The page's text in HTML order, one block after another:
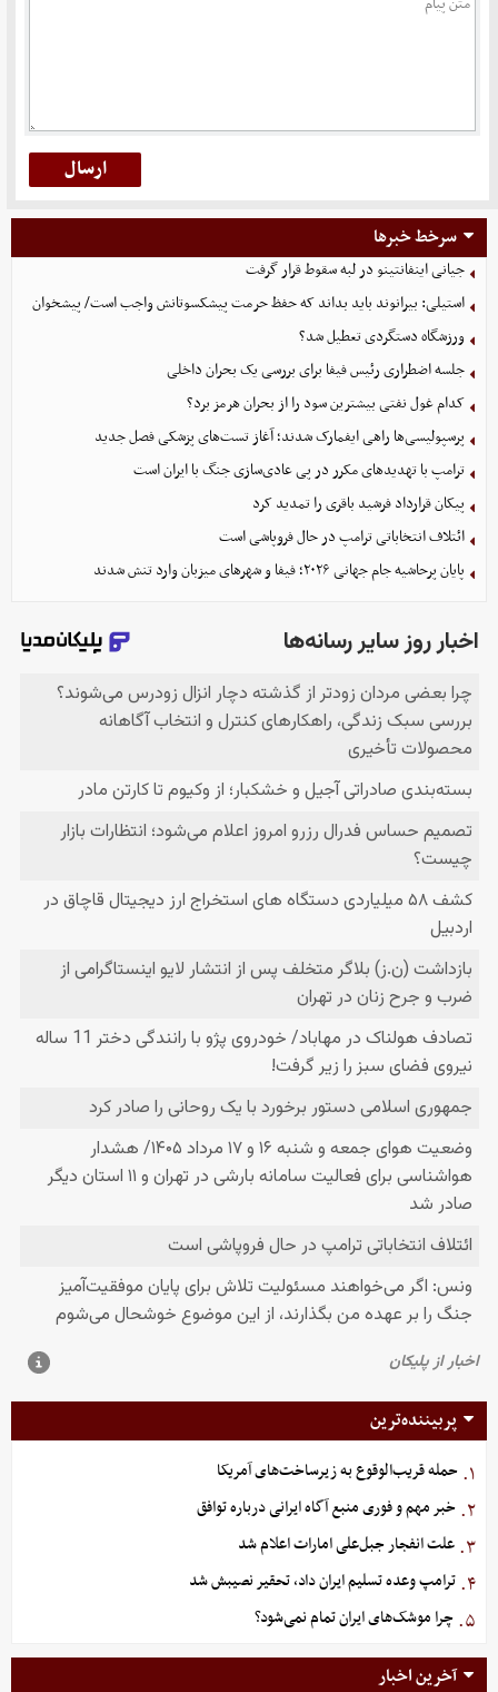
سرخط خبرها
جیانی اینفانتینو در لبه سقوط قرار گرفت
استیلی: بیرانوند باید بداند که حفظ حرمت پیشکسوتانش واجب است/ پیشخوان
ورزشگاه دستگردی تعطیل شد؟
جلسه اضطراری رئیس فیفا برای بررسی یک بحران داخلی
کدام غول نفتی بیشترین سود را از بحران هرمز برد؟
پرسپولیسی‌ها راهی ایفمارک شدند؛ آغاز تست‌های پزشکی فصل جدید
ترامپ با تهدیدهای مکرر در پی عادی‌سازی جنگ با ایران است
پیکان قرارداد فرشید باقری را تمدید کرد
ائتلاف انتخاباتی ترامپ در حال فروپاشی است
پایان پرحاشیه جام جهانی ۲۰۲۶؛ فیفا و شهرهای میزبان وارد تنش شدند
پربیننده‌ترین
۱. حمله قریب‌الوقوع به زیرساخت‌های آمریکا
۲. خبر مهم و فوری منبع آگاه ایرانی درباره توافق
۳. علت انفجار جبل‌علی امارات اعلام شد
۴. ترامپ وعده تسلیم ایران داد، تحقیر نصیبش شد
۵. چرا موشک‌های ایران تمام نمی‌شود؟
آخرین اخبار